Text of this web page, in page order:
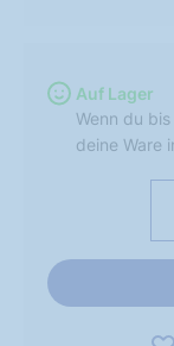
Auf Lager
Wenn du
deine Ware